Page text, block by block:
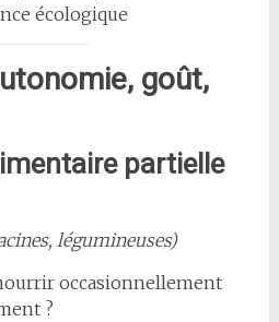
écologique
goût,
partielle
légumineuses)
occasionnellement
?